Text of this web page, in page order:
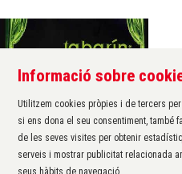
Àrea de cultura de
Carrer Santa Margarida, 1
17200 Palafrugell
972 611 172 ·
Informació sobre
Utilitzem cookies pròpies i de tercers
si ens dona el seu consentiment, també
de les seves visites per obtenir
serveis i mostrar publicitat relacionada
seus hàbits de navegació.